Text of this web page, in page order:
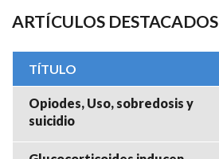
ARTÍCULOS DESTACADOS
TÍTULO
Opiodes, Uso, sobredosis y
suicidio